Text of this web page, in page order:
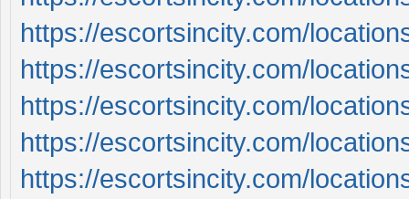
https://escortsincity.com/
https://escortsincity.com/
https://escortsincity.com/
https://escortsincity.com/
https://escortsincity.com/